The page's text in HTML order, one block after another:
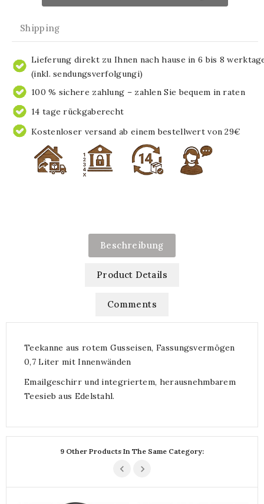
Shipping
Lieferung direkt zu Ihnen nach hause in 6 bis 8
(inkl. sendungsverfolgungi)
100 % sichere zahlung – zahlen Sie bequem in raten
14 tage rückgaberecht
Kostenloser versand ab einem bestellwert von 29€
Beschreibung
Product Details
Comments
Teekanne aus rotem Gusseisen, Fassungsvermögen
0,7 Liter mit Innenwänden
Emailgeschirr und integriertem, herausnehmbarem
Teesieb aus Edelstahl.
9 Other Products In The Same Category: